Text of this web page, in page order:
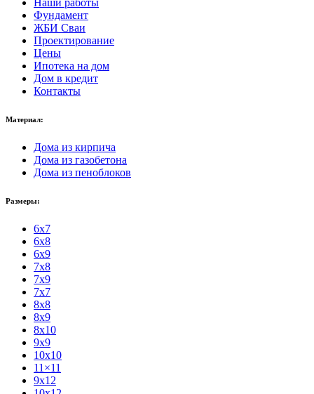
Наши работы
Фундамент
ЖБИ Сваи
Проектирование
Цены
Ипотека на дом
Дом в кредит
Контакты
Материал:
Дома из кирпича
Дома из газобетона
Дома из пеноблоков
Размеры:
6x7
6x8
6x9
7x8
7x9
7x7
8x8
8x9
8x10
9x9
10x10
11×11
9x12